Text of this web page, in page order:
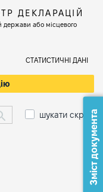
ДЕКЛАРАЦІЙ
держави або місцевого
СТАТИСТИЧНІ ДАНІ
шукати скрізьЗміст документа